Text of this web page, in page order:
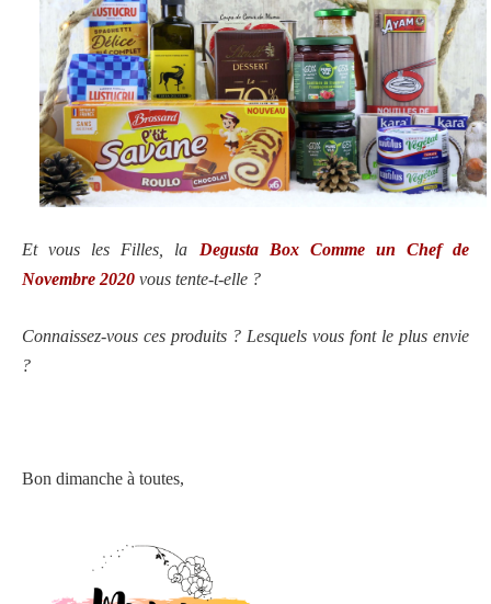
Et vous les Filles, la Degusta Box Comme un Chef de
Novembre 2020 vous tente-t-elle ?
Connaissez-vous ces produits ? Lesquels vous font le plus envie
?
Bon dimanche à toutes,